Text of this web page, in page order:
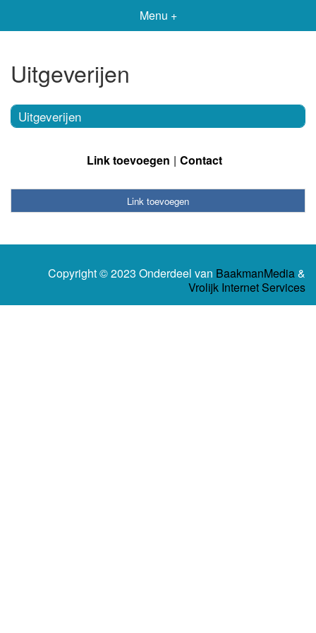
Menu +
Uitgeverijen
Uitgeverijen
Link toevoegen Contact
Link toevoegen
Copyright © 2023 Onderdeel van BaakmanMedia&
Vrolijk Internet Services